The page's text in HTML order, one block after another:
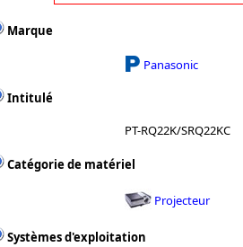
Marque
Panasonic
Intitulé
PT-RQ22K/SRQ22KC
Catégorie de matériel
Projecteur
Systèmes d'exploitation